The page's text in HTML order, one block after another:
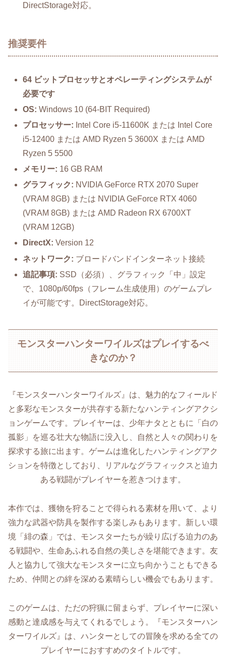
DirectStorage対応。
推奨要件
64 ビットプロセッサとオペレーティングシステムが
必要です
OS: Windows 10 (64-BIT Required)
プロセッサー: Intel Core i5-11600K または Intel Core
i5-12400 または AMD Ryzen 5 3600X または AMD
Ryzen 5 5500
メモリー: 16 GB RAM
グラフィック: NVIDIA GeForce RTX 2070 Super
(VRAM 8GB) または NVIDIA GeForce RTX 4060
(VRAM 8GB) または AMD Radeon RX 6700XT
(VRAM 12GB)
DirectX: Version 12
ネットワーク: ブロードバンドインターネット接続
追記事項: SSD（必須）、グラフィック「中」設定
で、1080p/60fps（フレーム生成使用）のゲームプレ
イが可能です。DirectStorage対応。
モンスターハンターワイルズはプレイするべ
きなのか？
『モンスターハンターワイルズ』は、魅力的なフィールド
と多彩なモンスターが共存する新たなハンティングアクシ
ョンゲームです。プレイヤーは、少年ナタとともに「白の
孤影」を巡る壮大な物語に没入し、自然と人々の関わりを
探求する旅に出ます。ゲームは進化したハンティングアク
ションを特徴としており、リアルなグラフィックスと迫力
ある戦闘がプレイヤーを惹きつけます。
本作では、獲物を狩ることで得られる素材を用いて、より
強力な武器や防具を製作する楽しみもあります。新しい環
境「緋の森」では、モンスターたちが繰り広げる迫力のあ
る戦闘や、生命あふれる自然の美しさを堪能できます。友
人と協力して強大なモンスターに立ち向かうこともできる
ため、仲間との絆を深める素晴らしい機会でもあります。
このゲームは、ただの狩猟に留まらず、プレイヤーに深い
感動と達成感を与えてくれるでしょう。『モンスターハン
ターワイルズ』は、ハンターとしての冒険を求める全ての
プレイヤーにおすすめのタイトルです。